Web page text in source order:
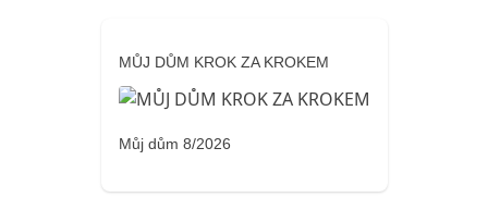
MŮJ DŮM KROK ZA KROKEM
Můj dům 8/2026